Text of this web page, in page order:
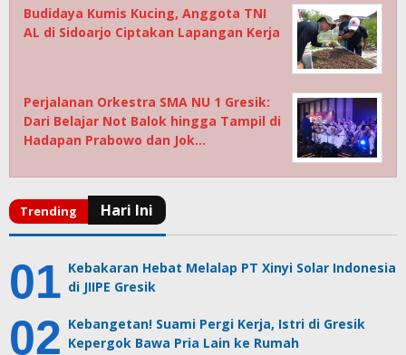
Budidaya Kumis Kucing, Anggota TNI
AL di Sidoarjo Ciptakan Lapangan Kerja
Perjalanan Orkestra SMA NU 1 Gresik:
Dari Belajar Not Balok hingga Tampil di
Hadapan Prabowo dan Jok…
Kebakaran Hebat Melalap PT Xinyi Solar Indonesia
di JIIPE Gresik
Kebangetan! Suami Pergi Kerja, Istri di Gresik
Kepergok Bawa Pria Lain ke Rumah